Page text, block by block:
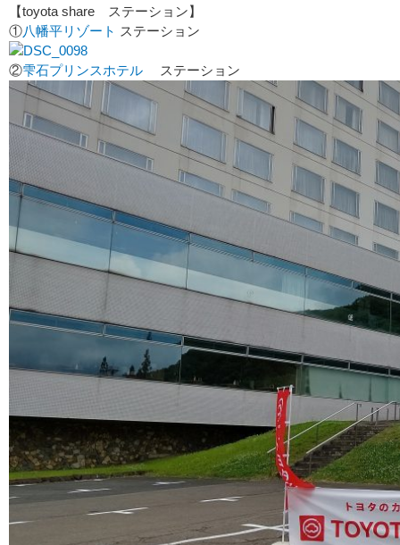
【toyota share ステーション】
①八幡平リゾート ステーション
②雫石プリンスホテル ステーション